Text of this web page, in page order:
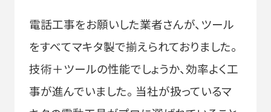
電話工事をお願いした業者さんが、ツール
をすべてマキタ製で揃えられておりました。
技術＋ツールの性能でしょうか、効率よく工
事が進んでいました。 当社が扱っているマ